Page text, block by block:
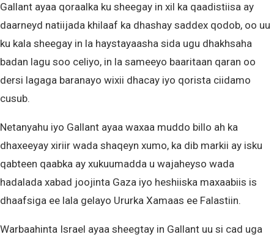
Gallant ayaa qoraalka ku sheegay in xil ka qaadistiisa ay
daarneyd natiijada khilaaf ka dhashay saddex qodob, oo uu
ku kala sheegay in la haystayaasha sida ugu dhakhsaha
badan lagu soo celiyo, in la sameeyo baaritaan qaran oo
dersi lagaga baranayo wixii dhacay iyo qorista ciidamo
cusub.
Netanyahu iyo Gallant ayaa waxaa muddo billo ah ka
dhaxeeyay xiriir wada shaqeyn xumo, ka dib markii ay isku
qabteen qaabka ay xukuumadda u wajaheyso wada
hadalada xabad joojinta Gaza iyo heshiiska maxaabiis is
dhaafsiga ee lala gelayo Ururka Xamaas ee Falastiin.
Warbaahinta Israel ayaa sheegtay in Gallant uu si cad uga